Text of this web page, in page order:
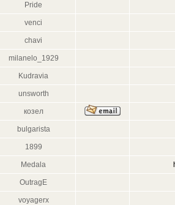
Pride
venci
chavi
milanelo_1929
Kudravia
unsworth
козел
bulgarista
1899
Medala
OutragE
voyagerx